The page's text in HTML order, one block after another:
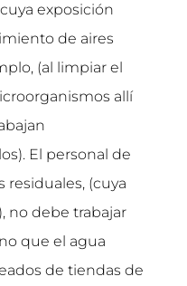
exposición
de aires
(al limpiar el
allí
El personal de
residuales, (cuya
no debe trabajar
que el agua
de tiendas de